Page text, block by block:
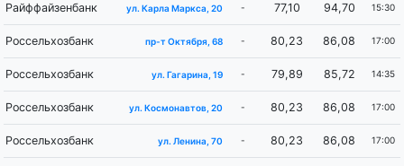
Райффайзенбанк ул. Карла Маркса, 20 - 77,10 94,70 15:30
Россельхозбанк пр-т Октября, 68 - 80,23 86,08 17:00
Россельхозбанк ул. Гагарина, 19 - 79,89 85,72 14:35
Россельхозбанк ул. Космонавтов, 20 - 80,23 86,08 17:00
Россельхозбанк ул. Ленина, 70 - 80,23 86,08 17:00